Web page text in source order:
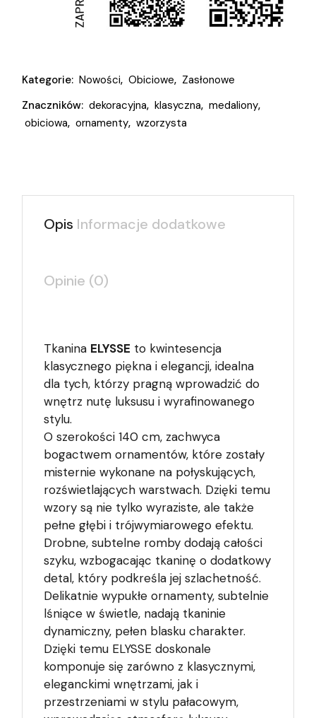
Kategorie: Nowości, Obiciowe, Zasłonowe
Znaczników: dekoracyjna, klasyczna, medaliony,
obiciowa, ornamenty, wzorzysta
Opis Informacje dodatkowe
Opinie (0)
Tkanina ELYSSE to kwintesencja
klasycznego piękna i elegancji, idealna
dla tych, którzy pragną wprowadzić do
wnętrz nutę luksusu i wyrafinowanego
stylu.
O szerokości 140 cm, zachwyca
bogactwem ornamentów, które zostały
misternie wykonane na połyskujących,
rozświetlających warstwach. Dzięki temu
wzory są nie tylko wyraziste, ale także
pełne głębi i trójwymiarowego efektu.
Drobne, subtelne romby dodają całości
szyku, wzbogacając tkaninę o dodatkowy
detal, który podkreśla jej szlachetność.
Delikatnie wypukłe ornamenty, subtelnie
lśniące w świetle, nadają tkaninie
dynamiczny, pełen blasku charakter.
Dzięki temu ELYSSE doskonale
komponuje się zarówno z klasycznymi,
eleganckimi wnętrzami, jak i
przestrzeniami w stylu pałacowym,